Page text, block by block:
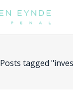
Posts tagged